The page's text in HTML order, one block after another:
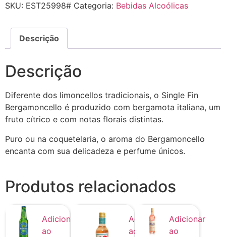
SKU: EST25998# Categoria: Bebidas Alcoólicas
Descrição
Descrição
Diferente dos limoncellos tradicionais, o Single Fin
Bergamoncello é produzido com bergamota italiana, um
fruto cítrico e com notas florais distintas.
Puro ou na coquetelaria, o aroma do Bergamoncello
encanta com sua delicadeza e perfume únicos.
Produtos relacionados
Adicionar
ao
Adicionar
ao
Adicionar
ao